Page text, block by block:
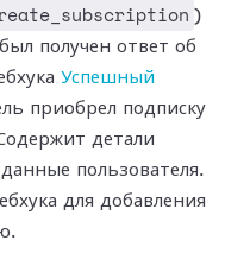
)
получен ответ об
Успешный
приобрел подписку
детали
пользователя.
для добавления